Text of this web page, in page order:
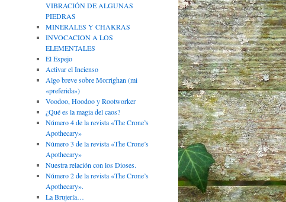
VIBRACIÓN DE ALGUNAS
PIEDRAS
MINERALES Y CHAKRAS
INVOCACION A LOS
ELEMENTALES
El Espejo
Activar el Incienso
Algo breve sobre Morrighan (mi
«preferida»)
Voodoo, Hoodoo y Rootworker
¿Qué es la magia del caos?
Número 4 de la revista «The Crone’s
Apothecary»
Número 3 de la revista «The Crone’s
Apothecary»
Nuestra relación con los Dioses.
Número 2 de la revista «The Crone’s
Apothecary».
La Brujería…